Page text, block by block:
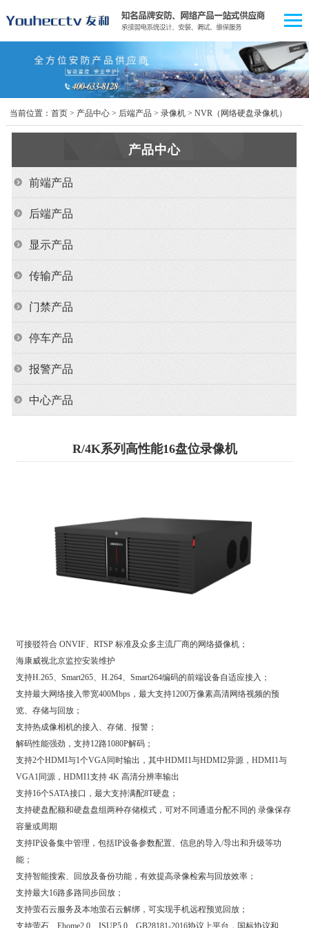
当前位置： 首页> 产品中心> 后端产品 > 录像机> NVR（网络硬盘录像机）
产品中心
前端产品
后端产品
显示产品
传输产品
门禁产品
停车产品
报警产品
中心产品
R/4K系列高性能16盘位录像机
可接驳符合 ONVIF、RTSP 标准及众多主流厂商的网络摄像机；
海康威视北京监控安装维护
支持H.265、Smart265、H.264、Smart264编码的前端设备自适应接入；
支持最大网络接入带宽400Mbps，最大支持1200万像素高清网络视频的预
览、存储与回放；
支持热成像相机的接入、存储、报警；
解码性能强劲，支持12路1080P解码；
支持2个HDMI与1个VGA同时输出，其中HDMI1与HDMI2异源，HDMI1与
VGA1同源，HDMI1支持 4K 高清分辨率输出
支持16个SATA接口，最大支持满配8T硬盘；
支持硬盘配额和硬盘盘组两种存储模式，可对不同通道分配不同的 录像保存
容量或周期
支持IP设备集中管理，包括IP设备参数配置、信息的导入/导出和升级等功
能；
支持智能搜索、回放及备份功能，有效提高录像检索与回放效率；
支持最大16路多路同步回放；
支持萤石云服务及本地萤石云解绑，可实现手机远程预览回放；
支持萤石、Ehome2.0、ISUP5.0、GB28181-2016协议上平台，国标协议和